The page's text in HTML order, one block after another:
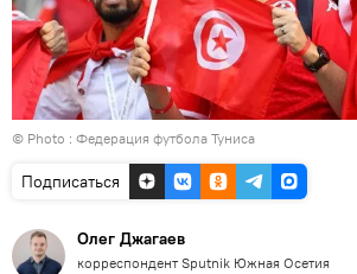
© Photo : Федерация футбола Туниса
Подписаться
Олег Джагаев
корреспондент Sputnik Южная Осетия